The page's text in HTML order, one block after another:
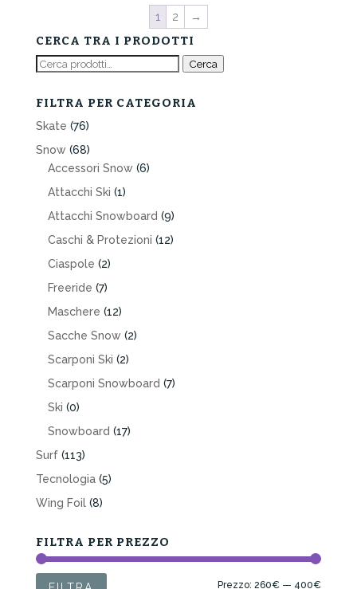
399,00€.
1 2 →
CERCA TRA I PRODOTTI
Cerca: Cerca
FILTRA PER CATEGORIA
Skate (76)
Snow (68)
Accessori Snow (6)
Attacchi Ski (1)
Attacchi Snowboard (9)
Caschi & Protezioni (12)
Ciaspole (2)
Freeride (7)
Maschere (12)
Sacche Snow (2)
Scarponi Ski (2)
Scarponi Snowboard (7)
Ski (0)
Snowboard (17)
Surf (113)
Tecnologia (5)
Wing Foil (8)
FILTRA PER PREZZO
Prezzo
Prezzo
Prezzo:260€ — 400€